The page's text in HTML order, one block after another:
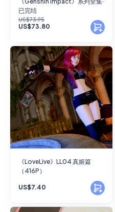
已完结
US$73.95
US$73.80
《LoveLive》LL04 真姬篇
（416P）
US$7.40